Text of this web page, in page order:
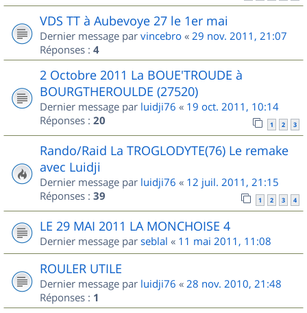
VDS TT à Aubevoye 27 le 1er mai
Dernier message par vincebro « 29 nov. 2011, 21:07
Réponses : 4
2 Octobre 2011 La BOUE'TROUDE à
BOURGTHEROULDE (27520)
Dernier message par luidji76 « 19 oct. 2011, 10:14
Réponses : 20 1 2 3
Rando/Raid La TROGLODYTE(76) Le remake
avec Luidji
Dernier message par luidji76 « 12 juil. 2011, 21:15
Réponses : 39 1 2 3 4
LE 29 MAI 2011 LA MONCHOISE 4
Dernier message par seblal « 11 mai 2011, 11:08
ROULER UTILE
Dernier message par luidji76 « 28 nov. 2010, 21:48
Réponses : 1